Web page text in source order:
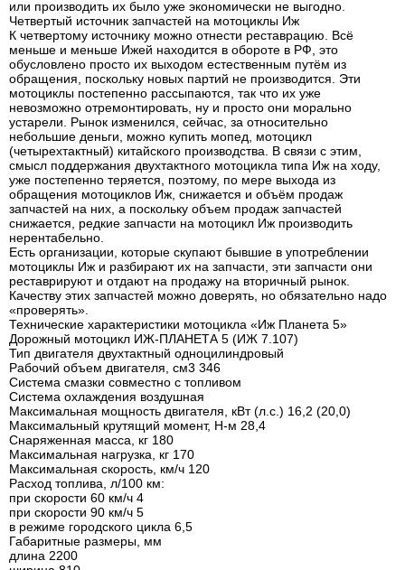
или производить их было уже экономически не выгодно.
Четвертый источник запчастей на мотоциклы Иж
К четвертому источнику можно отнести реставрацию. Всё
меньше и меньше Ижей находится в обороте в РФ, это
обусловлено просто их выходом естественным путём из
обращения, поскольку новых партий не производится. Эти
мотоциклы постепенно рассыпаются, так что их уже
невозможно отремонтировать, ну и просто они морально
устарели. Рынок изменился, сейчас, за относительно
небольшие деньги, можно купить мопед, мотоцикл
(четырехтактный) китайского производства. В связи с этим,
смысл поддержания двухтактного мотоцикла типа Иж на ходу,
уже постепенно теряется, поэтому, по мере выхода из
обращения мотоциклов Иж, снижается и объём продаж
запчастей на них, а поскольку объем продаж запчастей
снижается, редкие запчасти на мотоцикл Иж производить
нерентабельно.
Есть организации, которые скупают бывшие в употреблении
мотоциклы Иж и разбирают их на запчасти, эти запчасти они
реставрируют и отдают на продажу на вторичный рынок.
Качеству этих запчастей можно доверять, но обязательно надо
«проверять».
Технические характеристики мотоцикла «Иж Планета 5»
Дорожный мотоцикл ИЖ-ПЛАНЕТА 5 (ИЖ 7.107)
Тип двигателя двухтактный одноцилиндровый
Рабочий объем двигателя, см3 346
Система смазки совместно с топливом
Система охлаждения воздушная
Максимальная мощность двигателя, кВт (л.с.) 16,2 (20,0)
Максимальный крутящий момент, Н-м 28,4
Снаряженная масса, кг 180
Максимальная нагрузка, кг 170
Максимальная скорость, км/ч 120
Расход топлива, л/100 км:
при скорости 60 км/ч 4
при скорости 90 км/ч 5
в режиме городского цикла 6,5
Габаритные размеры, мм
длина 2200